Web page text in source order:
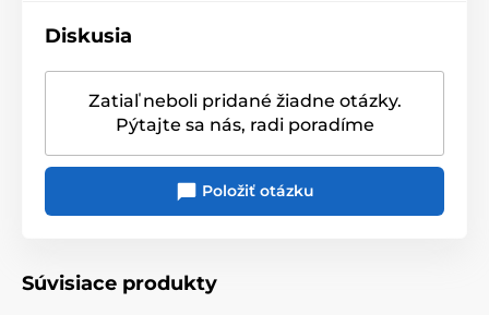
Pre mužov Valentínka pre mužov
Spreje na vankúše VÔNA V AKCII
Diskusia
Zatiaľ neboli pridané žiadne otázky.
Pýtajte sa nás, radi poradíme
Položiť otázku
Súvisiace produkty